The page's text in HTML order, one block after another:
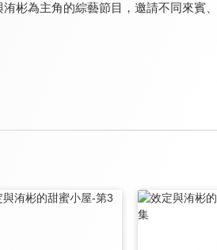
彬為主角的綜藝節目，邀請不同來賓